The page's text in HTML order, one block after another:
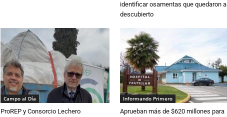
identificar osamentas que quedaron al
descubierto
Campo al Día
ProREP y Consorcio Lechero
Informando Primero
Aprueban más de $620 millones para